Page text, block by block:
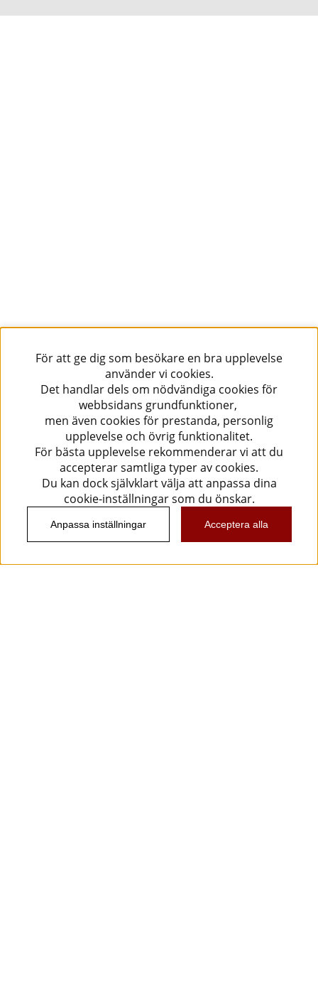
För att ge dig som besökare en bra upplevelse
använder vi cookies.
Det handlar dels om nödvändiga cookies för
webbsidans grundfunktioner,
men även cookies för prestanda, personlig
upplevelse och övrig funktionalitet.
För bästa upplevelse rekommenderar vi att du
accepterar samtliga typer av cookies.
Du kan dock självklart välja att anpassa dina
cookie-inställningar som du önskar.
Anpassa inställningar Acceptera alla